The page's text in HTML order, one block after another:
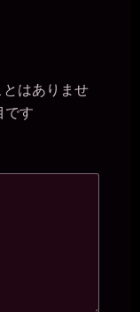
はありませ
です